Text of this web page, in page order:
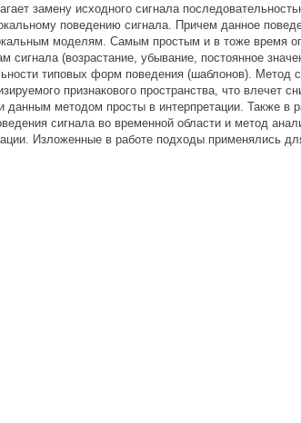
замену исходного сигнала
поведению сигнала. Причем данное
моделям. Самым простым и в тоже время
(возрастание, убывание, постоянное
типовых форм поведения (шаблонов). Метод
признакового пространства, что влечет
данным методом просты в интерпретации. Также в
сигнала во временной области и метод
Изложенные в работе подходы применялись